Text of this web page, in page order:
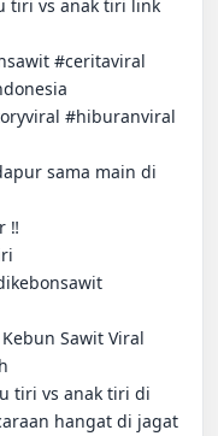
tiri vs anak tiri link
#ceritaviral
#hiburanviral
sama main di
‼️
Sawit Viral
tiri vs anak tiri di
hangat di jagat